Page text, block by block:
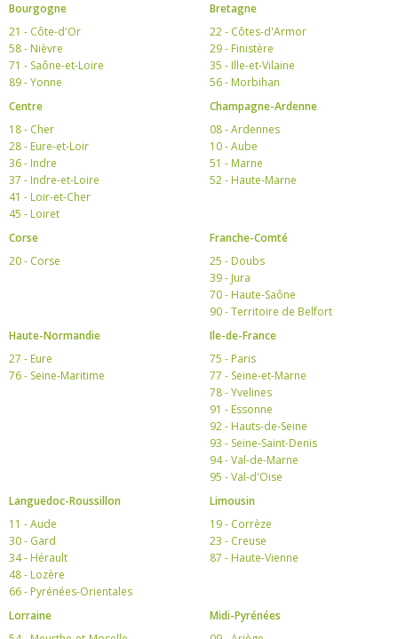
Bourgogne
21 - Côte-d'Or
58 - Nièvre
71 - Saône-et-Loire
89 - Yonne
Bretagne
22 - Côtes-d'Armor
29 - Finistère
35 - Ille-et-Vilaine
56 - Morbihan
Centre
18 - Cher
28 - Eure-et-Loir
36 - Indre
37 - Indre-et-Loire
41 - Loir-et-Cher
45 - Loiret
Champagne-Ardenne
08 - Ardennes
10 - Aube
51 - Marne
52 - Haute-Marne
Corse
20 - Corse
Franche-Comté
25 - Doubs
39 - Jura
70 - Haute-Saône
90 - Territoire de Belfort
Haute-Normandie
27 - Eure
76 - Seine-Maritime
Ile-de-France
75 - Paris
77 - Seine-et-Marne
78 - Yvelines
91 - Essonne
92 - Hauts-de-Seine
93 - Seine-Saint-Denis
94 - Val-de-Marne
95 - Val-d'Oise
Languedoc-Roussillon
11 - Aude
30 - Gard
34 - Hérault
48 - Lozère
66 - Pyrénées-Orientales
Limousin
19 - Corrèze
23 - Creuse
87 - Haute-Vienne
Lorraine
Midi-Pyrénées